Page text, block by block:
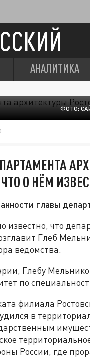
АНАЛИТИКА
ФОТО:
О НЁМ
главы
известно, что
Глеб
ведомства.
Глебу
по
филиала
в
России, где